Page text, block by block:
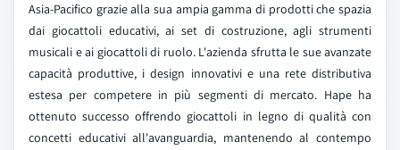
Asia-Pacifico grazie alla sua ampia gamma di prodotti che spazia
dai giocattoli educativi, ai set di costruzione, agli strumenti
musicali e ai giocattoli di ruolo. L'azienda sfrutta le sue avanzate
capacità produttive, i design innovativi e una rete distributiva
estesa per competere in più segmenti di mercato. Hape ha
ottenuto successo offrendo giocattoli in legno di qualità con
concetti educativi all'avanguardia, mantenendo al contempo